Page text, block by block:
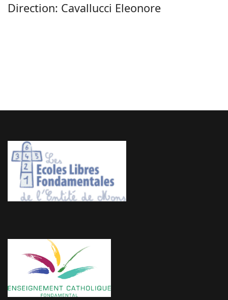
Direction: Cavallucci Eleonore